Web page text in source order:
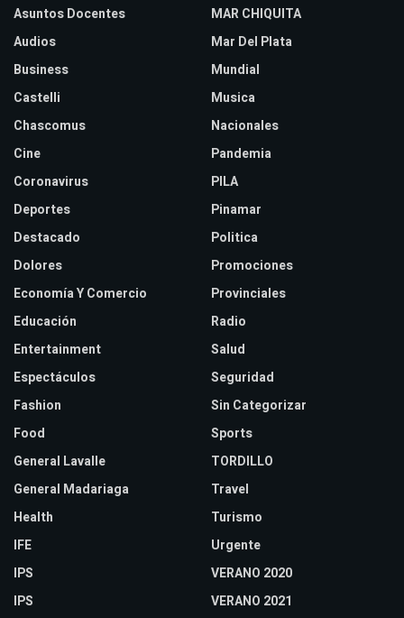
Asuntos Docentes
Audios
Business
Castelli
Chascomus
Cine
Coronavirus
Deportes
Destacado
Dolores
Economía Y Comercio
Educación
Entertainment
Espectáculos
Fashion
Food
General Lavalle
General Madariaga
Health
IFE
IPS
IPS
MAR CHIQUITA
Mar Del Plata
Mundial
Musica
Nacionales
Pandemia
PILA
Pinamar
Politica
Promociones
Provinciales
Radio
Salud
Seguridad
Sin Categorizar
Sports
TORDILLO
Travel
Turismo
Urgente
VERANO 2020
VERANO 2021